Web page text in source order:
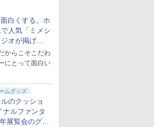
白くする。ホ
人気「ミメシ
オが掲げ
念”とは？【講
からこそこだわ
にとって面白い
ムグッズ
のクッショ
ナルファンタ
展覧会のグッ